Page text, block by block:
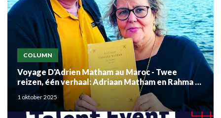
COLUMN
Voyage D'Adrien Matham au Maroc - Twee
reizen, één verhaal: Adriaan Matham en Rahma el
Mouden
1 oktober 2025